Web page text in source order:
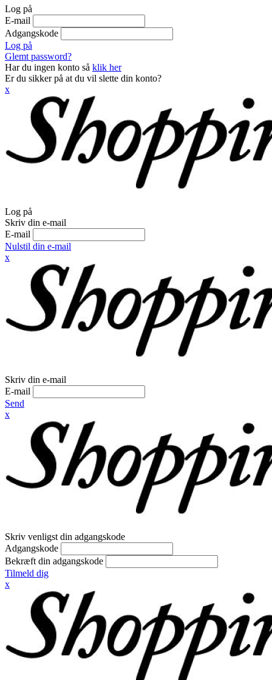
Log på
E-mail
Adgangskode
Log på
Glemt password?
Har du ingen konto så klik her
Er du sikker på at du vil slette din konto?
x
Log på
Skriv din e-mail
E-mail
Nulstil din e-mail
x
Skriv din e-mail
E-mail
Send
x
Skriv venligst din adgangskode
Adgangskode
Bekræft din adgangskode
Tilmeld dig
x